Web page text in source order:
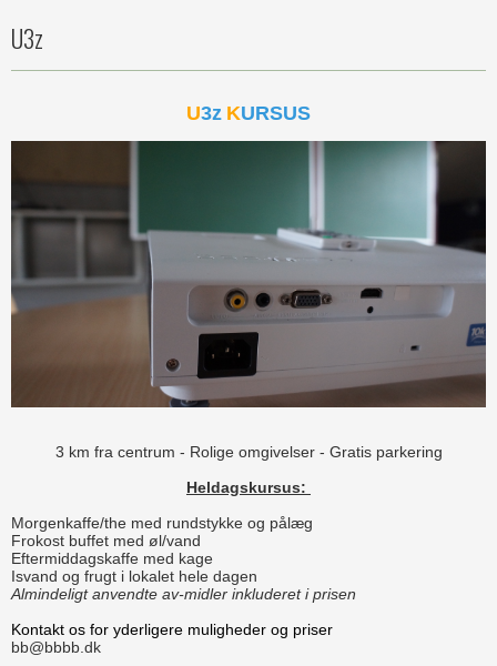
U3z
U3z KURSUS
3 km fra centrum - Rolige omgivelser - Gratis parkering
Heldagskursus:
Morgenkaffe/the med rundstykke og pålæg
Frokost buffet med øl/vand
Eftermiddagskaffe med kage
Isvand og frugt i lokalet hele dagen
Almindeligt anvendte av-midler inkluderet i prisen
Kontakt os for yderligere muligheder og priser
bb@bbbb.dk